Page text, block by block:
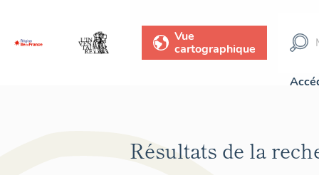
Vue
cartographique
Résultats de la